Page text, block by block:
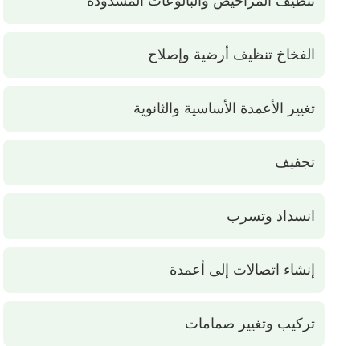
الفخاخ تنظيف أرضية وإصلاح
تغيير الأعمدة الأساسية والثانوية
تجفيف
انسداد وتسرب
إنشاء اتصالات إلى أعمدة
تركيب وتغيير صمامات